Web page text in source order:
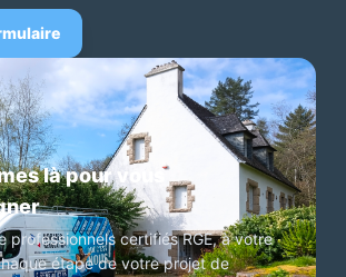
là pour vous
professionnels certifiés RGE, à votre
étape de votre projet de